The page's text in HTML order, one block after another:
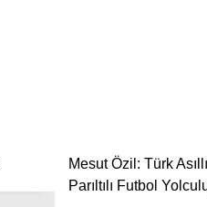
Mesut Özil: Türk
Parıltılı Futbol